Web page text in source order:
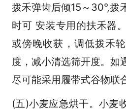
拨禾弹齿后倾15～30°,拨
时可 安装专用的扶禾器
或傍晚收获，调低拨禾
度，减小清选筛开度。如
尽可能采用履带式谷物联
(五)小麦应急烘干。小麦